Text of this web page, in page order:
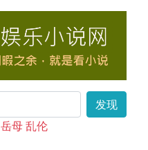
发现
岳母 乱伦